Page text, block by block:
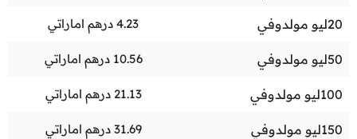
20ليو مولدوفي 4.23 درهم اماراتي
50ليو مولدوفي 10.56 درهم اماراتي
100ليو مولدوفي 21.13 درهم اماراتي
150ليو مولدوفي 31.69 درهم اماراتي